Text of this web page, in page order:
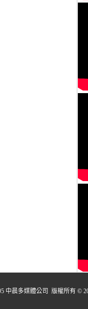
晨多媒體公司 版權所有 ©